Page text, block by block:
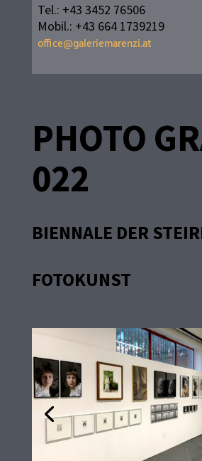
Tel.: +43 3452 76506
Mobil.: +43 664 1739219
office@galeriemarenzi.at
PHOTO
022
BIENNALE DER
FOTOKUNST